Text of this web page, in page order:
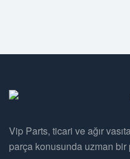
Vip Parts, ticari ve ağır
parça konusunda uzman bir